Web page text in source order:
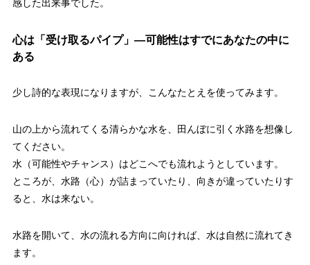
感した出来事でした。
心は「受け取るパイプ」—可能性はすでにあなたの中に
ある
少し詩的な表現になりますが、こんなたとえを使ってみます。
山の上から流れてくる清らかな水を、田んぼに引く水路を想像し
てください。
水（可能性やチャンス）はどこへでも流れようとしています。
ところが、水路（心）が詰まっていたり、向きが違っていたりす
ると、水は来ない。
水路を開いて、水の流れる方向に向ければ、水は自然に流れてき
ます。